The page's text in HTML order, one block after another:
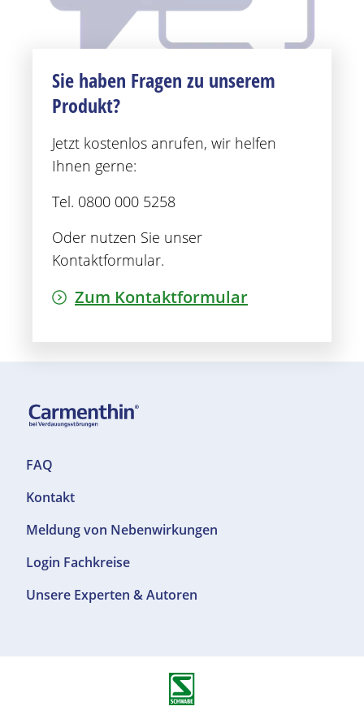
Sie haben Fragen zu unserem
Produkt?
Jetzt kostenlos anrufen, wir helfen
Ihnen gerne:
Tel. 0800 000 5258
Oder nutzen Sie unser
Kontaktformular.
Zum Kontaktformular
F
o
t
r
o
FAQ
Kontakt
Meldung von Nebenwirkungen
F
o
Login Fachkreise
Unsere Experten & Autoren